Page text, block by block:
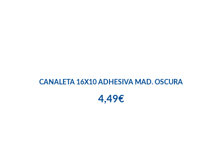
CANALETA 16X10 ADHESIVA MAD. OSCURA
4,49€